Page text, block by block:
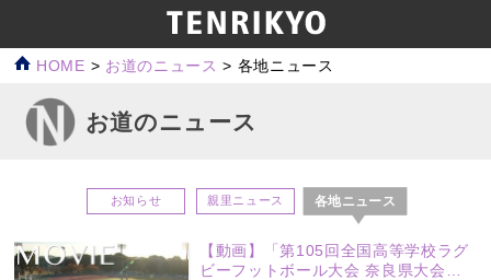
HOME > お道のニュース > 各地ニュース
お道のニュース
お知らせ 親里ニュース 各地ニュース
【動画】「第105回全国高等学校ラグ
ビーフットボール大会 奈良県大会」